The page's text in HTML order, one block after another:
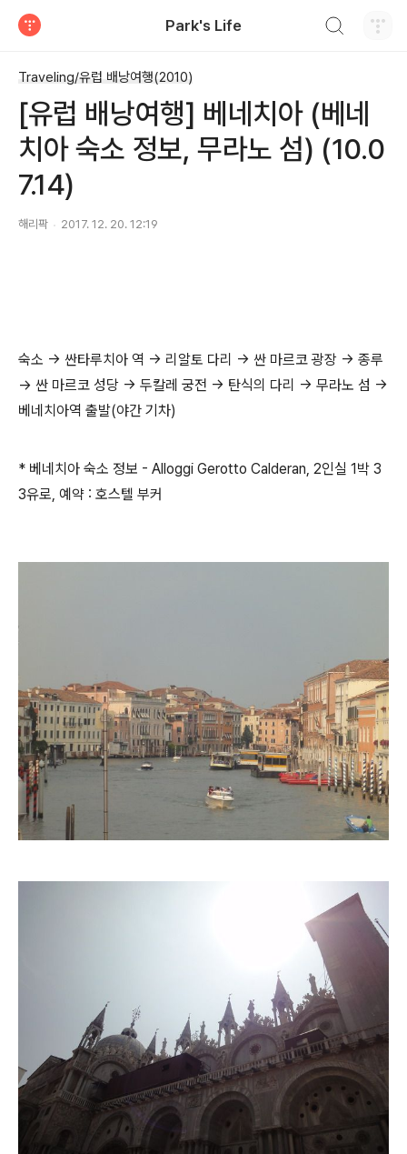
Park's Life
Traveling/유럽 배낭여행(2010)
[유럽 배낭여행] 베네치아 (베네
치아 숙소 정보, 무라노 섬) (10.0
7.14)
해리팍 2017. 12. 20. 12:19
숙소 -> 싼타루치아 역 -> 리알토 다리 -> 싼 마르코 광장 -> 종루
-> 싼 마르코 성당 -> 두칼레 궁전 -> 탄식의 다리 -> 무라노 섬 ->
베네치아역 출발(야간 기차)
* 베네치아 숙소 정보 - Alloggi Gerotto Calderan, 2인실 1박 3
3유로, 예약 : 호스텔 부커